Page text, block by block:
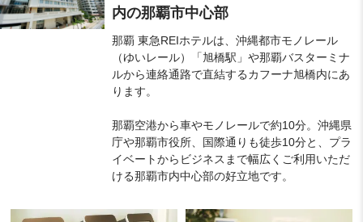
内の那覇市中心部
那覇 東急REIホテルは、沖縄都市モノレール
（ゆいレール）「旭橋駅」や那覇バスターミナ
ルから連絡通路で直結するカフーナ旭橋内にあ
ります。
那覇空港から車やモノレールで約10分。沖縄県
庁や那覇市役所、国際通りも徒歩10分と、プラ
イベートからビジネスまで幅広くご利用いただ
ける那覇市内中心部の好立地です。